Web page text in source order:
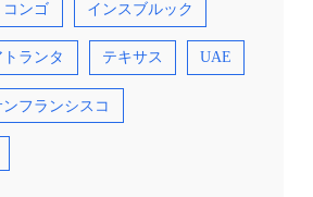
コンゴ インスブルック
トランタ テキサス UAE
ンフランシスコ